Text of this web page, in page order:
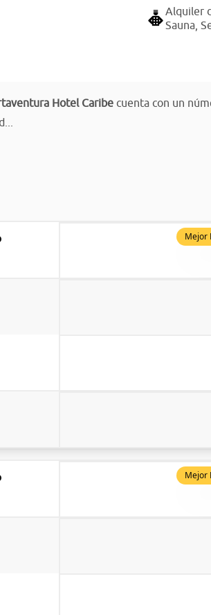
Alquiler
Sauna,
Hotel Caribe cuenta con un
Mejor
Mejor